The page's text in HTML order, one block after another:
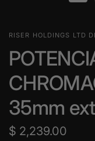
RISER HOLDINGS LTD
35mm ext
$ 2,239.00